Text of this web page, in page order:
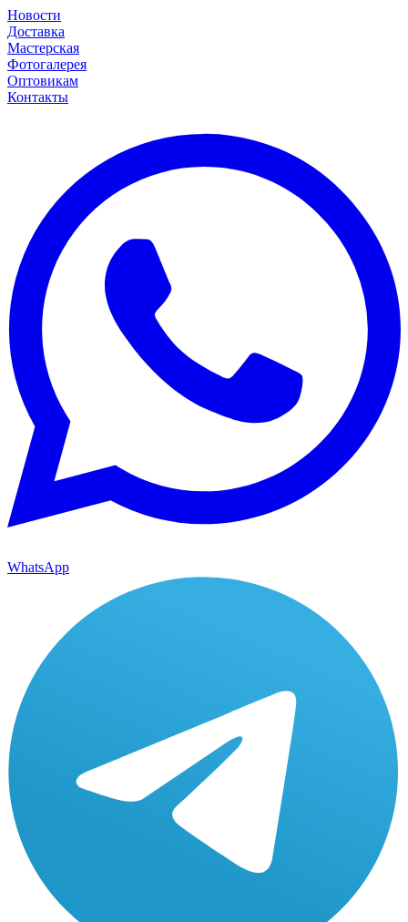
Новости
Доставка
Мастерская
Фотогалерея
Оптовикам
Контакты
WhatsApp